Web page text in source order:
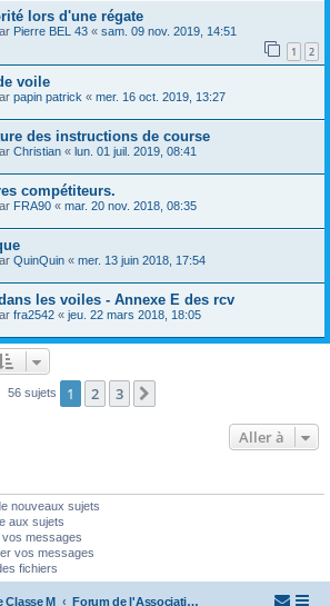
lors d'une régate
Pierre BEL 43 « sam. 09 nov. 2019, 14:51
1 2
voile
papin patrick « mer. 16 oct. 2019, 13:27
des instructions de course
Christian « lun. 01 juil. 2019, 08:41
compétiteurs.
FRA90 « mar. 20 nov. 2018, 08:35
QuinQuin « mer. 13 juin 2018, 17:54
les voiles - Annexe E des rcv
fra2542 « jeu. 22 mars 2018, 18:05
56 sujets 1 2 3
Aller à
nouveaux sujets
aux sujets
vos messages
vos messages
fichiers
Classe M Forum de l'Association Française de Classe M